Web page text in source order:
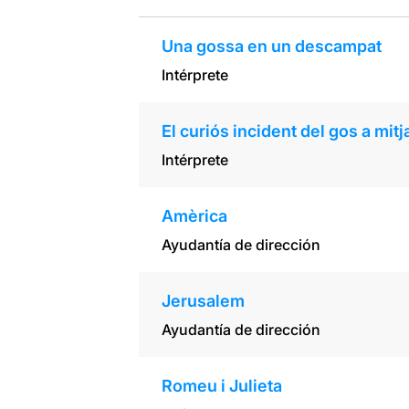
Una gossa en un descampat
Intérprete
El curiós incident del gos a
Intérprete
Amèrica
Ayudantía de dirección
Jerusalem
Ayudantía de dirección
Romeu i Julieta